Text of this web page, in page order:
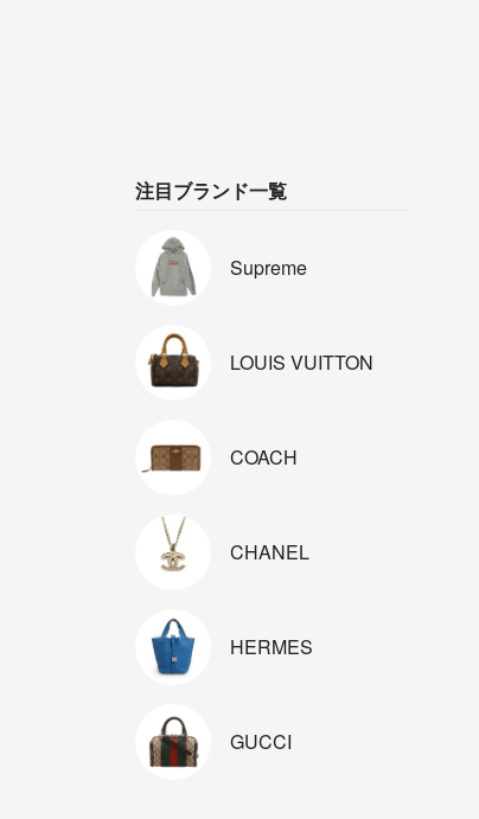
注目ブランド一覧
Supreme
LOUIS VUITTON
COACH
CHANEL
HERMES
GUCCI